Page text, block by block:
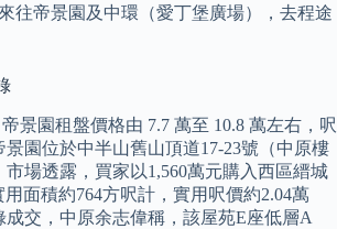
往帝景園及中環（愛丁堡廣場），去程途
景園租盤價格由 7.7 萬至 10.8 萬左右，呎
景園位於中半山舊山頂道17-23號（中原樓
場透露，買家以1,560萬元購入西區縉城
面積約764方呎計，實用呎價約2.04萬
成交，中原余志偉稱，該屋苑E座低層A